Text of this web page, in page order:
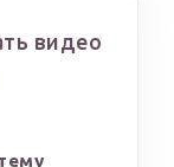
видео